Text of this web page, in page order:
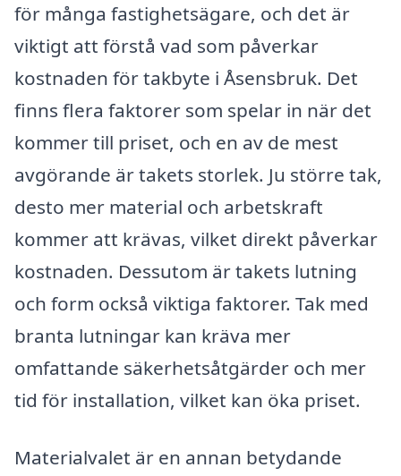
för många fastighetsägare, och det är
viktigt att förstå vad som påverkar
kostnaden för takbyte i Åsensbruk. Det
finns flera faktorer som spelar in när det
kommer till priset, och en av de mest
avgörande är takets storlek. Ju större tak,
desto mer material och arbetskraft
kommer att krävas, vilket direkt påverkar
kostnaden. Dessutom är takets lutning
och form också viktiga faktorer. Tak med
branta lutningar kan kräva mer
omfattande säkerhetsåtgärder och mer
tid för installation, vilket kan öka priset.
Materialvalet är en annan betydande